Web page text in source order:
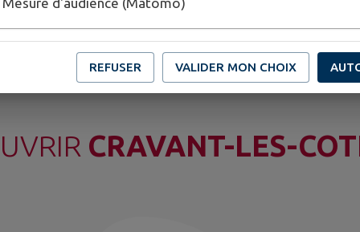
CRAVANT-LES-
REFUSER VALIDER MON CHOIX